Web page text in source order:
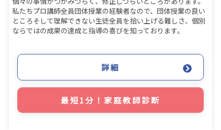
私たちプロ講師全員団体授業の経験者なので、団体授業の良い
ところそして理解できない生徒全員を拾い上げる難しさ、個別
ならではの成果の達成と指導の喜びを知っております。
詳細
最短1分！家庭教師診断